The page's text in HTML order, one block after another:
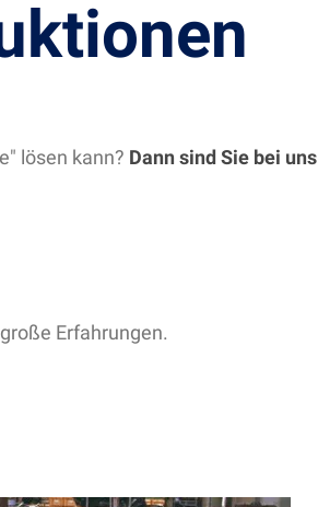
lösen kann? Dann sind Sie bei uns
Erfahrungen.